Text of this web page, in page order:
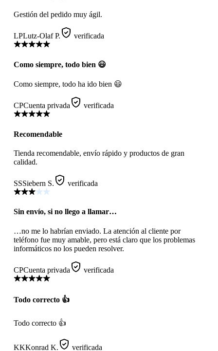
Gestión del pedido muy ágil.
LPLutz-Olaf P. verificada
Como siempre, todo bien 😃
Como siempre, todo ha ido bien 😃
CPCuenta privada verificada
Recomendable
Tienda recomendable, envío rápido y productos de gran
calidad.
SSSiebern S. verificada
Sin envío, si no llego a llamar…
…no me lo habrían enviado. La atención al cliente por
teléfono fue muy amable, pero está claro que los problemas
informáticos no los pueden resolver.
CPCuenta privada verificada
Todo correcto 👍
Todo correcto 👍
KKKonrad K. verificada